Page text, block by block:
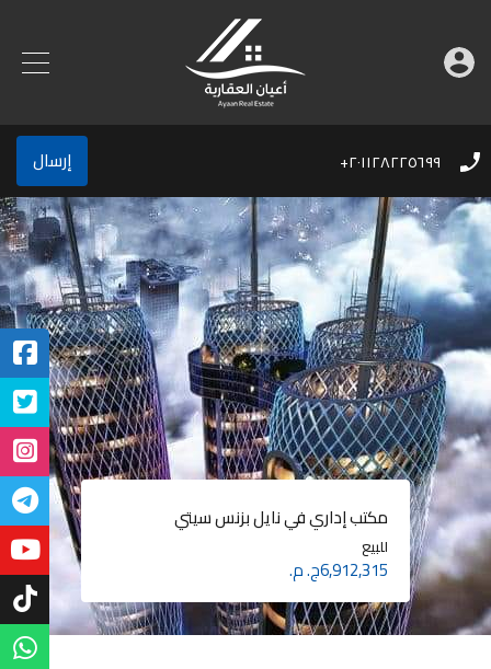
٢٠١١٢٨٢٢٥٦٩٩+ إرسال
مكتب إداري في نايل بزنس سيتي
للبيع
6,912,315ج. م.
الإدارية الجديدة
للبيع
2,970,000ج. م.
شاليه في مارينا هيلز بالعين السخنة
للبيع
3,953,000ج. م.